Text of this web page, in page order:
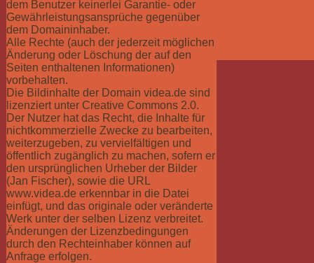
dem Benutzer keinerlei Garantie- oder
Gewährleistungsansprüche gegenüber
dem Domaininhaber.
Alle Rechte (auch der jederzeit möglichen
Änderung oder Löschung der auf den
Seiten enthaltenen Informationen)
vorbehalten.
Die Bildinhalte der Domain videa.de sind
lizenziert unter Creative Commons 2.0.
Der Nutzer hat das Recht, die Inhalte für
nichtkommerzielle Zwecke zu bearbeiten,
weiterzugeben, zu vervielfältigen und
öffentlich zugänglich zu machen, sofern er
den ursprünglichen Urheber der Bilder
(Jan Fischer), sowie die URL
www.videa.de erkennbar in die Datei
einfügt, und das originale oder veränderte
Werk unter der selben Lizenz verbreitet.
Änderungen der Lizenzbedingungen
durch den Rechteinhaber können auf
Anfrage erfolgen.